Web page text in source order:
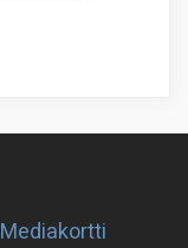
Mediakortti